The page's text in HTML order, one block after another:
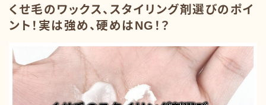
サロンワーク実例
くせ毛のワックス、スタイリング剤選びのポイ
ント！実は強め、硬めはNG！？